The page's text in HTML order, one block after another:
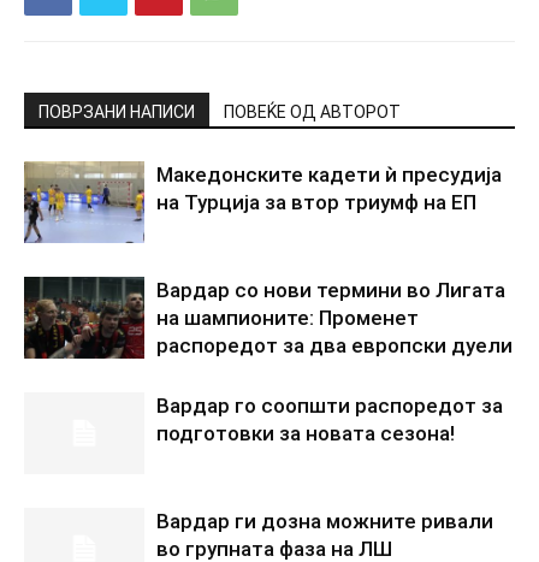
ПОВРЗАНИ НАПИСИ ПОВЕЌЕ ОД АВТОРОТ
Македонските кадети ѝ пресудија
на Турција за втор триумф на ЕП
Вардар со нови термини во Лигата
на шампионите: Променет
распоредот за два европски дуели
Вардар го соопшти распоредот за
подготовки за новата сезона!
Вардар ги дозна можните ривали
во групната фаза на ЛШ